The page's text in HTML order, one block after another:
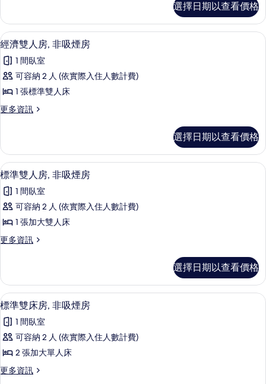
房
的
所
有
相
片
房,
吸
煙
的
詳
選擇日期以查看價格
顯
示
經
濟
人
非
吸
煙
房
的
所
有
15
經濟雙人房, 非吸煙房
1 間臥室
可容納 2 人 (依實際入住人數計費)
1 張標準雙人床
更多資訊
更
雙
人
房,
吸
煙
的
詳
情
選擇日期以查看價格
顯
示
標
準
人
非
吸
煙
房
的
所
有
16
標準雙人房, 非吸煙房
1 間臥室
可容納 2 人 (依實際入住人數計費)
1 張加大雙人床
更多資訊
更
雙
人
房,
吸
煙
的
詳
情
選擇日期以查看價格
顯
示
標
準
床
16
標準雙床房, 非吸煙房
1 間臥室
可容納 2 人 (依實際入住人數計費)
2 張加大單人床
更多資訊
更